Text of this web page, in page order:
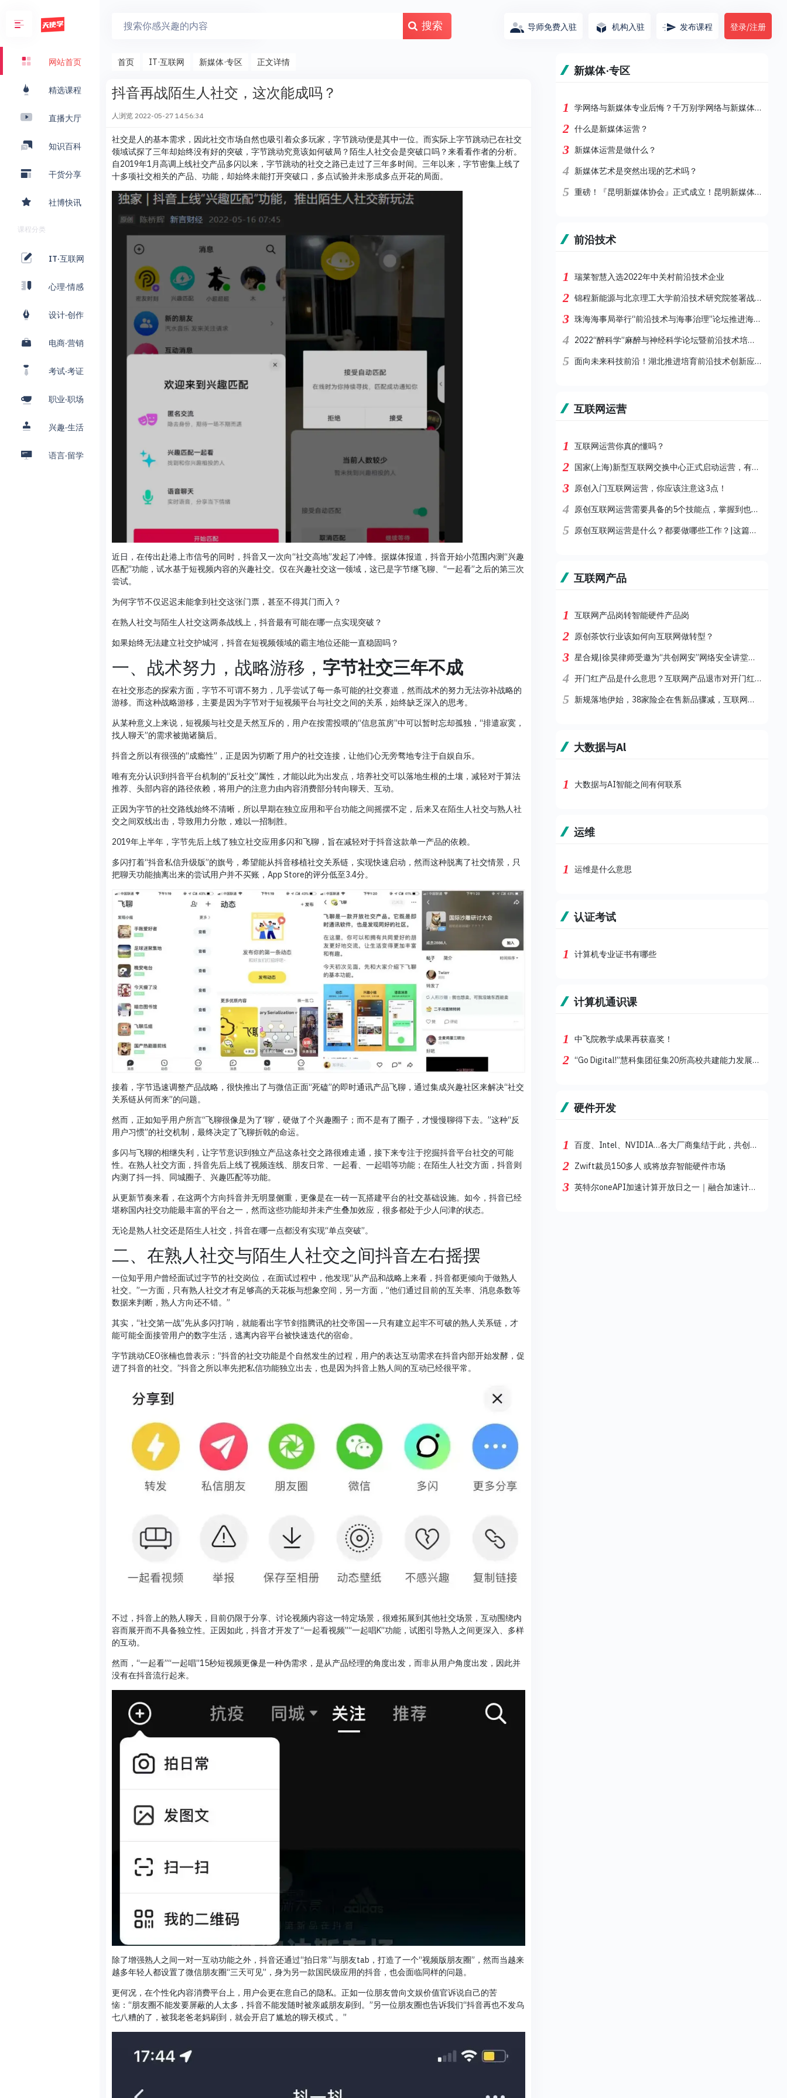
搜索 导师免费入驻 机构入驻 发布课程 登录/注册
网站首页
精选课程
直播大厅
知识百科
干货分享
社博快讯
课程分类
IT·互联网
心理·情感
设计·创作
电商·营销
考试·考证
职业·职场
兴趣·生活
语言·留学
首页 IT·互联网 新媒体·专区 正文详情
抖音再战陌生人社交，这次能成吗？
人浏览 2022-05-27 14:56:34
社交是人的基本需求，因此社交市场自然也吸引着众多玩家，字节跳动便是其中一位。而实际上字节跳动已在社交
领域试探了三年却始终没有好的突破，字节跳动究竟该如何破局？陌生人社交会是突破口吗？来看看作者的分析。
自2019年1月高调上线社交产品多闪以来，字节跳动的社交之路已走过了三年多时间。三年以来，字节密集上线了
十多项社交相关的产品、功能，却始终未能打开突破口，多点试验并未形成多点开花的局面。
近日，在传出赴港上市信号的同时，抖音又一次向“社交高地”发起了冲锋。据媒体报道，抖音开始小范围内测“兴趣
匹配”功能，试水基于短视频内容的兴趣社交。仅在兴趣社交这一领域，这已是字节继飞聊、“一起看”之后的第三次
尝试。
为何字节不仅迟迟未能拿到社交这张门票，甚至不得其门而入？
在熟人社交与陌生人社交这两条战线上，抖音最有可能在哪一点实现突破？
如果始终无法建立社交护城河，抖音在短视频领域的霸主地位还能一直稳固吗？
一、战术努力，战略游移， 字节社交三年不成
在社交形态的探索方面，字节不可谓不努力，几乎尝试了每一条可能的社交赛道，然而战术的努力无法弥补战略的
游移。而这种战略游移，主要是因为字节对于短视频平台与社交之间的关系，始终缺乏深入的思考。
从某种意义上来说，短视频与社交是天然互斥的，用户在按需投喂的“信息茧房”中可以暂时忘却孤独，“排遣寂寞，
找人聊天”的需求被抛诸脑后。
抖音之所以有很强的“成瘾性”，正是因为切断了用户的社交连接，让他们心无旁骛地专注于自娱自乐。
唯有充分认识到抖音平台机制的“反社交”属性，才能以此为出发点，培养社交可以落地生根的土壤，减轻对于算法
推荐、头部内容的路径依赖，将用户的注意力由内容消费部分转向聊天、互动。
正因为字节的社交路线始终不清晰，所以早期在独立应用和平台功能之间摇摆不定，后来又在陌生人社交与熟人社
交之间双线出击，导致用力分散，难以一招制胜。
2019年上半年，字节先后上线了独立社交应用多闪和飞聊，旨在减轻对于抖音这款单一产品的依赖。
多闪打着“抖音私信升级版”的旗号，希望能从抖音移植社交关系链，实现快速启动，然而这种脱离了社交情景，只
把聊天功能抽离出来的尝试用户并不买账，App Store的评分低至3.4分。
接着，字节迅速调整产品战略，很快推出了与微信正面“死磕”的即时通讯产品飞聊，通过集成兴趣社区来解决“社交
关系链从何而来”的问题。
然而，正如知乎用户所言“飞聊很像是为了‘聊’，硬做了个兴趣圈子；而不是有了圈子，才慢慢聊得下去。”这种“反
用户习惯”的社交机制，最终决定了飞聊折戟的命运。
多闪与飞聊的相继失利，让字节意识到独立产品这条社交之路很难走通，接下来专注于挖掘抖音平台社交的可能
性。在熟人社交方面，抖音先后上线了视频连线、朋友日常、一起看、一起唱等功能；在陌生人社交方面，抖音则
内测了抖一抖、同城圈子、兴趣匹配等功能。
从更新节奏来看，在这两个方向抖音并无明显侧重，更像是在一砖一瓦搭建平台的社交基础设施。如今，抖音已经
堪称国内社交功能最丰富的平台之一，然而这些功能却并未产生叠加效应，很多都处于少人问津的状态。
无论是熟人社交还是陌生人社交，抖音在哪一点都没有实现“单点突破”。
二、在熟人社交与陌生人社交之间抖音左右摇摆
一位知乎用户曾经面试过字节的社交岗位，在面试过程中，他发现“从产品和战略上来看，抖音都更倾向于做熟人
社交。”一方面，只有熟人社交才有足够高的天花板与想象空间，另一方面，“他们通过目前的互关率、消息条数等
数据来判断，熟人方向还不错。”
其实，“社交第一战”先从多闪打响，就能看出字节剑指腾讯的社交帝国——只有建立起牢不可破的熟人关系链，才
能可能全面接管用户的数字生活，逃离内容平台被快速迭代的宿命。
字节跳动CEO张楠也曾表示：“抖音的社交功能是个自然发生的过程，用户的表达互动需求在抖音内部开始发酵，促
进了抖音的社交。”抖音之所以率先把私信功能独立出去，也是因为抖音上熟人间的互动已经很平常。
不过，抖音上的熟人聊天，目前仍限于分享、讨论视频内容这一特定场景，很难拓展到其他社交场景，互动围绕内
容而展开而不具备独立性。正因如此，抖音才开发了“一起看视频”“一起唱K”功能，试图引导熟人之间更深入、多样
的互动。
然而，“一起看”“一起唱”15秒短视频更像是一种伪需求，是从产品经理的角度出发，而非从用户角度出发，因此并
没有在抖音流行起来。
除了增强熟人之间一对一互动功能之外，抖音还通过“拍日常”与朋友tab，打造了一个“视频版朋友圈”，然而当越来
越多年轻人都设置了微信朋友圈“三天可见”，身为另一款国民级应用的抖音，也会面临同样的问题。
更何况，在个性化内容消费平台上，用户会更在意自己的隐私。正如一位朋友曾向文娱价值官诉说自己的苦
恼：“朋友圈不能发要屏蔽的人太多，抖音不能发随时被亲戚朋友刷到。”另一位朋友圈也告诉我们“抖音再也不发乌
七八糟的了，被我老爸老妈刷到，就会开启了尴尬的聊天模式 。”
新媒体·专区
1 学网络与新媒体专业后悔？千万别学网络与新媒体专业？
2 什么是新媒体运营？
3 新媒体运营是做什么？
4 新媒体艺术是突然出现的艺术吗？
5 重磅！『昆明新媒体协会』正式成立！昆明新媒体事业将迈上新台阶！
前沿技术
1 瑞莱智慧入选2022年中关村前沿技术企业
2 锦程新能源与北京理工大学前沿技术研究院签署战略合作
3 珠海海事局举行“前沿技术与海事治理”论坛推进海事队伍“四化”建设
4 2022“醉科学”麻醉与神经科学论坛暨前沿技术培训班圆满结束
5 面向未来科技前沿！湖北推进培育前沿技术创新应用实验室和未来场景应用实验室
互联网运营
1 互联网运营你真的懂吗？
2 国家(上海)新型互联网交换中心正式启动运营，有孚网络助力网间互联高效互通
3 原创入门互联网运营，你应该注意这3点！
4 原创互联网运营需要具备的5个技能点，掌握到也可以转行
5 原创互联网运营是什么？都要做哪些工作？|这篇文章告诉你答案
互联网产品
1 互联网产品岗转智能硬件产品岗
2 原创茶饮行业该如何向互联网做转型？
3 星合规|徐昊律师受邀为“共创网安”网络安全讲堂做互联网产品运营合规讲座
4 开门红产品是什么意思？互联网产品退市对开门红有影响吗？
5 新规落地伊始，38家险企在售新品骤减，互联网人身险何去何从？
大数据与Al
1 大数据与AI智能之间有何联系
运维
1 运维是什么意思
认证考试
1 计算机专业证书有哪些
计算机通识课
1 中飞院教学成果再获嘉奖！
2 “Go Digital!”慧科集团征集20所高校共建能力发展中心，开启数字化转型之路
硬件开发
1 百度、Intel、NVIDIA…各大厂商集结于此，共创软硬一体全新生态
2 Zwift裁员150多人 或将放弃智能硬件市场
3 英特尔oneAPI加速计算开放日之一｜融合加速计算实践